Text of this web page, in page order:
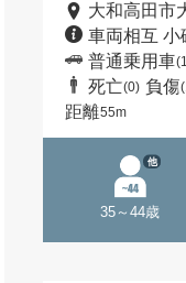
大和高田市
車両相互 小
普通乗用車
死亡(0) 負傷
距離55m
35～44歳
他